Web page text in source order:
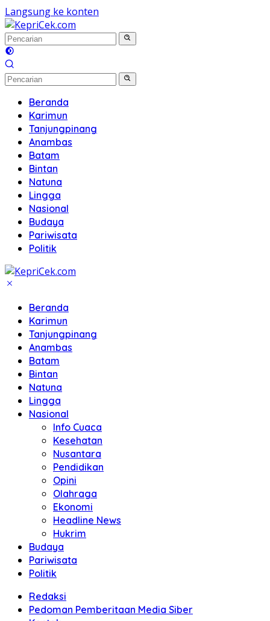
Langsung ke konten
Beranda
Karimun
Tanjungpinang
Anambas
Batam
Bintan
Natuna
Lingga
Nasional
Budaya
Pariwisata
Politik
Beranda
Karimun
Tanjungpinang
Anambas
Batam
Bintan
Natuna
Lingga
Nasional
Info Cuaca
Kesehatan
Nusantara
Pendidikan
Opini
Olahraga
Ekonomi
Headline News
Hukrim
Budaya
Pariwisata
Politik
Redaksi
Pedoman Pemberitaan Media Siber